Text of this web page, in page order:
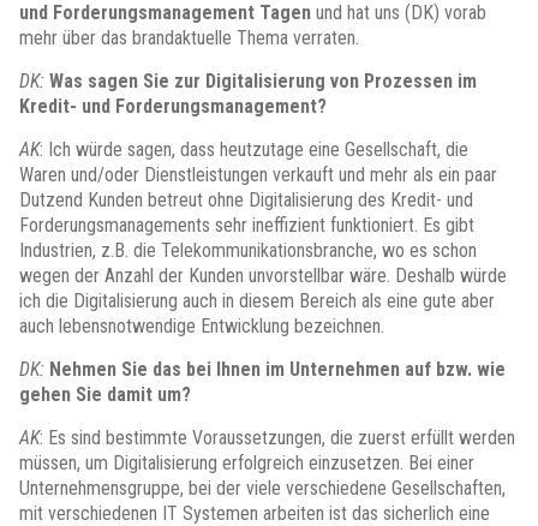
und Forderungsmanagement Tagen und hat uns (DK) vorab
mehr über das brandaktuelle Thema verraten.
DK: Was sagen Sie zur Digitalisierung von Prozessen im
Kredit- und Forderungsmanagement?
AK: Ich würde sagen, dass heutzutage eine Gesellschaft, die
Waren und/oder Dienstleistungen verkauft und mehr als ein paar
Dutzend Kunden betreut ohne Digitalisierung des Kredit- und
Forderungsmanagements sehr ineffizient funktioniert. Es gibt
Industrien, z.B. die Telekommunikationsbranche, wo es schon
wegen der Anzahl der Kunden unvorstellbar wäre. Deshalb würde
ich die Digitalisierung auch in diesem Bereich als eine gute aber
auch lebensnotwendige Entwicklung bezeichnen.
DK: Nehmen Sie das bei Ihnen im Unternehmen auf bzw. wie
gehen Sie damit um?
AK: Es sind bestimmte Voraussetzungen, die zuerst erfüllt werden
müssen, um Digitalisierung erfolgreich einzusetzen. Bei einer
Unternehmensgruppe, bei der viele verschiedene Gesellschaften,
mit verschiedenen IT Systemen arbeiten ist das sicherlich eine